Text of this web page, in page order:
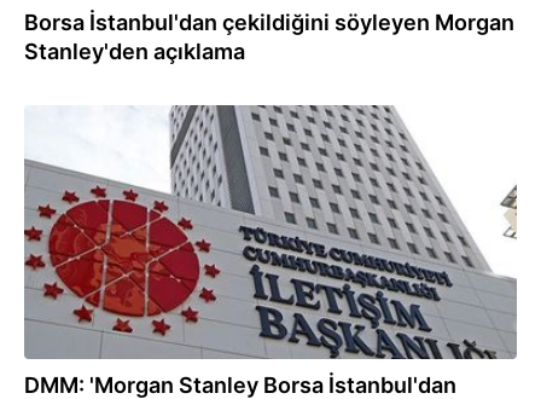
Borsa İstanbul'dan çekildiğini söyleyen Morgan
Stanley'den açıklama
DMM: 'Morgan Stanley Borsa İstanbul'dan